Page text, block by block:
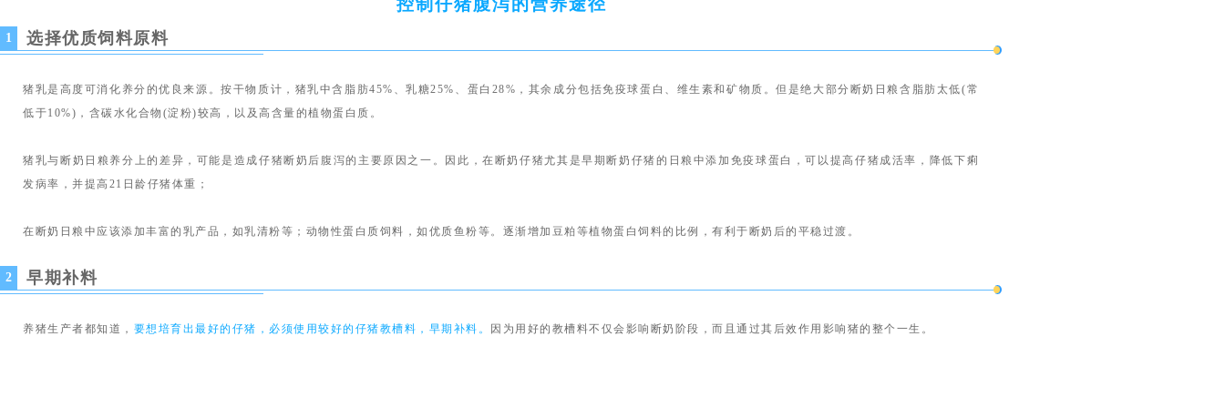
控制仔猪腹泻的营养途径
1 选择优质饲料原料
猪乳是高度可消化养分的优良来源。按干物质计，猪乳中含脂肪45%、乳糖25%、蛋白28%，其余成分包括免疫球蛋白、维生素和矿物质。但是绝大部分断奶日粮含脂肪太低(常
低于10%)，含碳水化合物(淀粉)较高，以及高含量的植物蛋白质。
猪乳与断奶日粮养分上的差异，可能是造成仔猪断奶后腹泻的主要原因之一。
因此，在断奶仔猪尤其是早期断奶仔猪的日粮中添加免疫球蛋白，可以提高仔猪成活率，降低下痢
发病率，并提高21日龄仔猪体重；
在断奶日粮中应该添加丰富的乳产品，如乳清粉等；动物性蛋白质饲料，如优质鱼粉等。逐渐增加豆粕等植物蛋白饲料的比例，有利于断奶后的平稳过渡。
2 早期补料
养猪生产者都知道， 要想培育出最好的仔猪，必须使用较好的仔猪教槽料，早期补料。 因为用好的教槽料不仅会影响断奶阶段，而且通过其后效作用影响猪的整个一生。